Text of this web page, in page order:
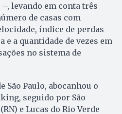
levando em conta três
de casas com
índice de perdas
e a quantidade de vezes em
no sistema de
Paulo, abocanhou o
seguido por São
e Lucas do Rio Verde